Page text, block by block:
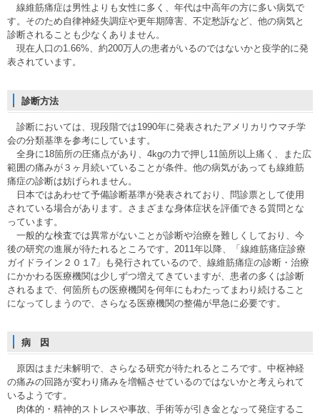
線維筋痛症は男性よりも女性に多く、年代は中高年の方に多い病気で
す。そのため自律神経失調症や更年期障害、不定愁訴など、他の病気と
診断されることも少なくありません。
現在人口の1.66%、約200万人の患者がいるのではないかと疫学的に発
表されています。
診断方法
診断においては、現段階では1990年に発表されたアメリカリウマチ学
会の分類基準を参考にしています。
全身に18箇所の圧痛点があり、4kgの力で押し11箇所以上痛く、また広
範囲の痛みが３ヶ月続いていることが条件。他の病気があっても線維筋
痛症の診断は妨げられません。
日本ではあわせて予備診断基準が発表されており、問診票として使用
されている場合があります。さまざまな身体症状を評価できる質問とな
っています。
一般的な検査では異常がないことが診断や治療を難しくしており、今
後の研究の進展が待たれるところです。2011年以降、「線維筋痛症診療
ガイドライン２０１7」も発行されているので、線維筋痛症の診断・治療
にかかわる医療機関は少しずつ増えてきていますが、患者の多くは診断
されるまで、何箇所もの医療機関を何年にもわたってまわり続けること
になってしまうので、さらなる医療機関の整備が早急に必要です。
病 因
原因はまだ未解明で、さらなる研究が待たれるところです。中枢神経
の痛みの回路が変わり痛みを増幅させているのではないかと考えられて
いるようです。
肉体的・精神的ストレスや事故、手術等が引き金となって発症するこ